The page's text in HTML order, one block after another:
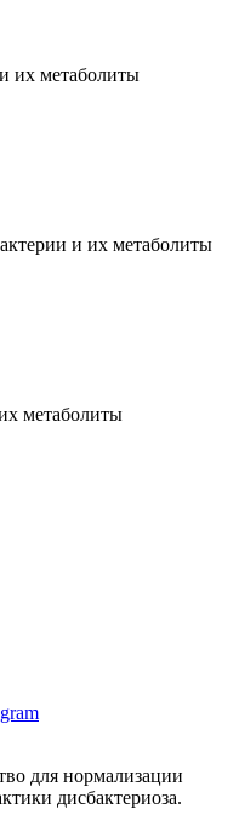
их метаболиты
и их метаболиты
метаболиты
для нормализации
дисбактериоза.